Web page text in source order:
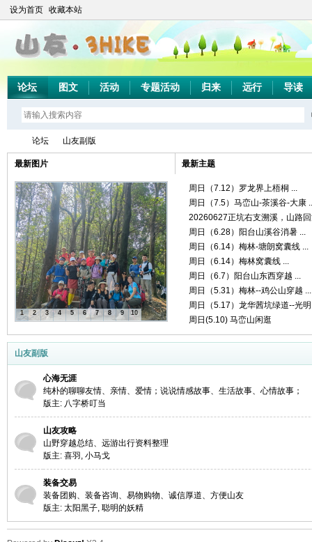
设为首页 收藏本站
论坛 图文 活动 专题活动 归来 远行 导读
友
»
论坛
›
山友副版
最新图片
1 2 3 4 5 6 7 8 9 10
最新主题
周日（7.12）罗龙界上梧桐 ...
周日（7.5）马峦山-茶溪谷-大康
20260627正坑右支溯溪，山路回
周日（6.28）阳台山溪谷消暑 ...
周日（6.14）梅林-塘朗窝囊线 ...
周日（6.14）梅林窝囊线 ...
周日（6.7）阳台山东西穿越 ...
周日（5.31）梅林--鸡公山穿越 ...
周日（5.17）龙华茜坑绿道--光明
周日(5.10) 马峦山闲逛
山友副版
心海无涯
纯朴的聊聊友情、亲情、爱情；说说情感故事、生活故事、心情故事；
版主: 八字桥叮当
山友攻略
山野穿越总结、远游出行资料整理
版主: 喜羽 , 小马戈
装备交易
装备团购、装备咨询、易物购物、诚信厚道、方便山友
版主: 太阳黑子, 聪明的妖精